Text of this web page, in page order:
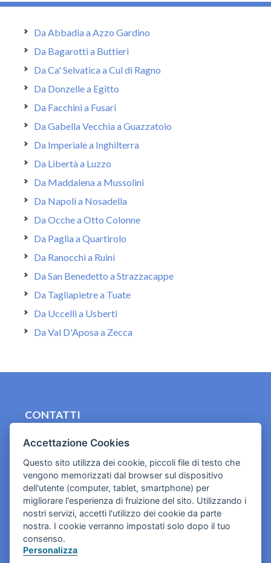
Da Abbadia a Azzo Gardino
Da Bagarotti a Buttieri
Da Ca' Selvatica a Cul di Ragno
Da Donzelle a Egitto
Da Facchini a Fusari
Da Gabella Vecchia a Guazzatoio
Da Imperiale a Inghilterra
Da Libertà a Luzzo
Da Maddalena a Mussolini
Da Napoli a Nosadella
Da Ocche a Otto Colonne
Da Paglia a Quartirolo
Da Ranocchi a Ruini
Da San Benedetto a Strazzacappe
Da Tagliapietre a Tuate
Da Uccelli a Usberti
Da Val D'Aposa a Zecca
CONTATTI
Cookies e informativa privacy
Accettazione Cookies
Questo sito utilizza dei cookie, piccoli file di testo che
vengono memorizzati dal browser sul dispositivo
dell'utente (computer, tablet, smartphone) per
migliorare l'esperienza di fruizione del sito. Utilizzando i
nostri servizi, accetti l'utilizzo dei cookie da parte
nostra. I cookie verranno impostati solo dopo il tuo
consenso.
Personalizza